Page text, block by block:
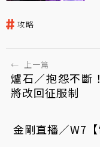
攻略
← 上一篇
爐石／抱怨不
將改回征服制
金剛直播／W7